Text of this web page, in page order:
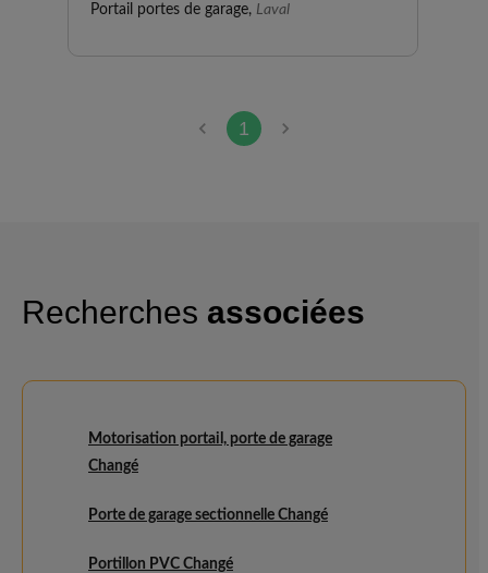
Portail portes de garage, Laval
1
Recherches associées
Motorisation portail, porte de garage
Changé
Porte de garage sectionnelle Changé
Portillon PVC Changé